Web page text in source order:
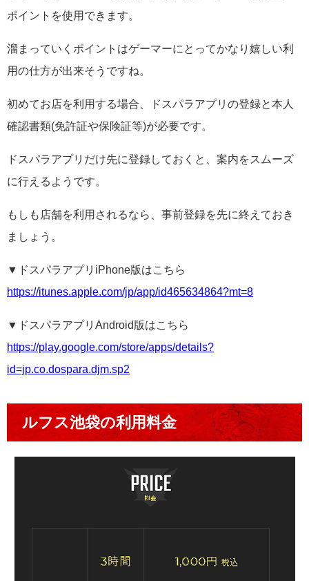
ポイントを使用できます。
溜まっていくポイントはゲーマーにとってかなり嬉しい利
用の仕方が出来そうですね。
初めてお店を利用する場合、ドスパラアプリの登録と本人
確認書類(免許証や保険証等)が必要です。
ドスパラアプリだけ先に登録しておくと、案内をスムーズ
に行えるようです。
もしも店舗を利用されるなら、事前登録を先に終えておき
ましょう。
▼ドスパラアプリiPhone版はこちら
https://itunes.apple.com/jp/app/id465634864?mt=8
▼ドスパラアプリAndroid版はこちら
https://play.google.com/store/apps/details?
id=jp.co.dospara.djm.sp2
ルフス池袋の利用料金